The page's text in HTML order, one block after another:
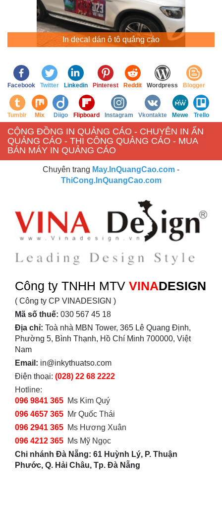
In decal dán ô tô quảng cáo
Facebook Twitter Linkedin Pinterest Reddit Wordpress Blogger
Tumblr Mix Diigo Flipboard Instagram Vkontakte Mewe Trello
CỘNG ĐỒNG IN QUẢNG CÁO - CHUYÊN IN ẤN
QUẢNG CÁO - THI CÔNG QUẢNG CÁO - MUA
BÁN MÁY IN QUẢNG CÁO
Chuyên trang May.InQuangCao.com -
ThiCong.InQuangCao.com
Công ty TNHH MTV VINADESIGN
( Công ty CP VINADESIGN )
Mã số thuế: 030 567 45 18
Địa chỉ: Toà nhà MBN Tower, 365 Lê Quang Định,
Phường 5, Bình Thạnh, Hồ Chí Minh 700000, Việt
Nam
Email: in@inkythuatso.com
Điện thoại: (028) 22 68 2222
Hotline:
096 9841 365 Ms Kim Quý
096 4657 365 Mr Quốc Thái
096 2941 365 Ms Hương Xuân
096 4212 365 Ms Mỹ Ngọc
Chi nhánh Đà Nẵng: 61 Huỳnh Lý, P. Thuận
Phước, Q. Hải Châu, Tp. Đà Nẵng